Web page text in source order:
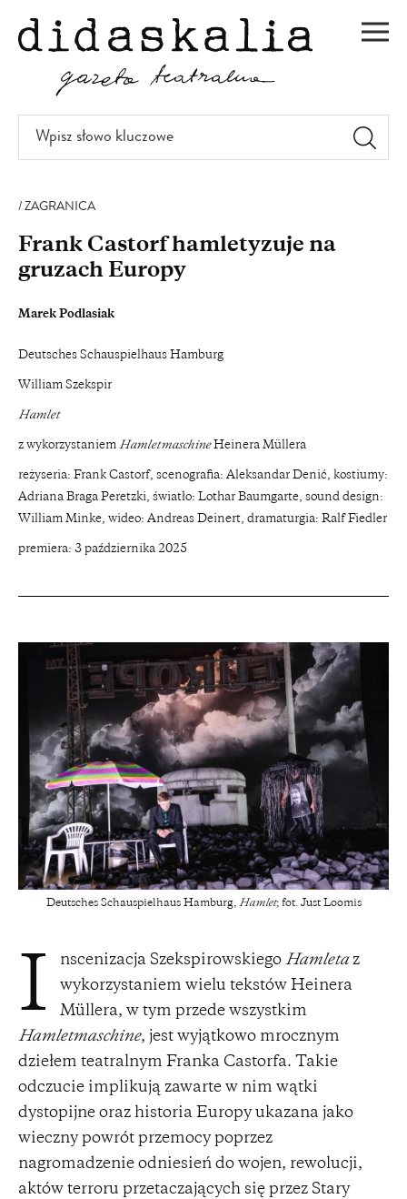
DO
TREŚCI
Wpisz
słowo
ZAGRANICA
Frank Castorf hamletyzuje na
gruzach Europy
Marek Podlasiak
Deutsches Schauspielhaus Hamburg
William Szekspir
Hamlet
z wykorzystaniem HamletmaschineHeinera Müllera
reżyseria: Frank Castorf, scenografia: Aleksandar Denić, kostiumy:
Adriana Braga Peretzki, światło: Lothar Baumgarte, sound design:
William Minke, wideo: Andreas Deinert, dramaturgia: Ralf Fiedler
premiera: 3 października 2025
Deutsches Schauspielhaus Hamburg, Hamlet; fot. Just Loomis
I nscenizacja Szekspirowskiego Hamletaz
wykorzystaniem wielu tekstów Heinera
Müllera, w tym przede wszystkim
Hamletmaschine, jest wyjątkowo mrocznym
dziełem teatralnym Franka Castorfa. Takie
odczucie implikują zawarte w nim wątki
dystopijne oraz historia Europy ukazana jako
wieczny powrót przemocy poprzez
nagromadzenie odniesień do wojen, rewolucji,
aktów terroru przetaczających się przez Stary